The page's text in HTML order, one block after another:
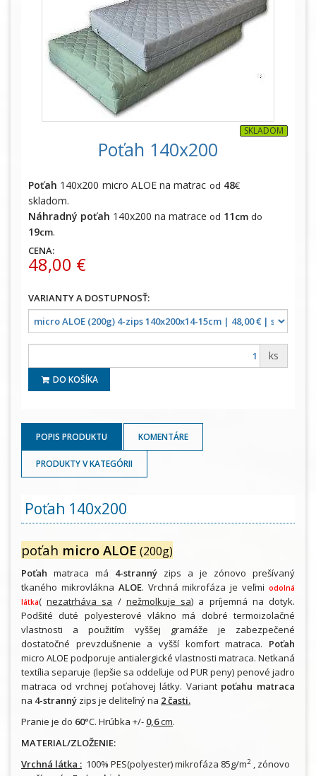
Poťah 140x200
SKLADOM
Poťah 140x200 micro ALOE na matrac od 48€
skladom.
Náhradný poťah 140x200 na matrace od 11cm do
19cm.
CENA:
48,00 €
ks
DO KOŠÍKA
POPIS PRODUKTU KOMENTÁRE
PRODUKTY V KATEGÓRII
Poťah 140x200
poťah micro ALOE (200g)
Poťah matraca má 4-stranný zips a je zónovo prešívaný
tkaného mikrovlákna ALOE. Vrchná mikrofáza je veľmiodolná
látka(nezatrháva sa / nežmolkuje sa) a príjemná na dotyk.
Podšité duté polyesterové vlákno má dobré termoizolačné
vlastnosti a použitím vyššej gramáže je zabezpečené
dostatočné prevzdušnenie a vyšší komfort matraca. Poťah
micro ALOE podporuje antialergické vlastnosti matraca. Netkaná
textília separuje (lepšie sa oddeľuje od PUR peny) penové jadro
matraca od vrchnej poťahovej látky. Variant poťahu matraca
na 4-stranný zips je deliteľný na 2 časti.
Pranie je do 60°C. Hrúbka +/- 0,6cm.
MATERIAL/ZLOŽENIE:
Vrchná látka : 100% PES(polyester) mikrofáza 85g/m2 , zónovo